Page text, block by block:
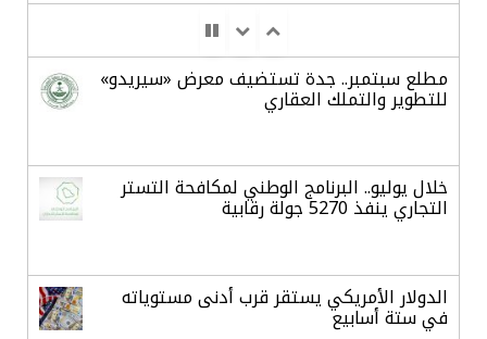
مطلع سبتمبر.. جدة تستضيف معرض «سيريدو»
للتطوير والتملك العقاري
خلال يوليو.. البرنامج الوطني لمكافحة التستر
التجاري ينفذ 5270 جولة رقابية
الدولار الأمريكي يستقر قرب أدنى مستوياته
في ستة أسابيع